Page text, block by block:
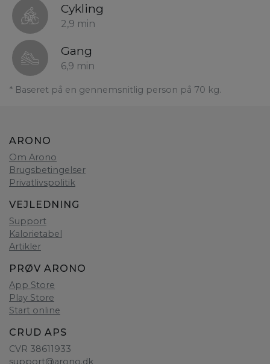
Cykling
2,9 min
Gang
6,9 min
* Baseret på en gennemsnitlig person på 70 kg.
ARONO
Om Arono
Brugsbetingelser
Privatlivspolitik
VEJLEDNING
Support
Kalorietabel
Artikler
PRØV ARONO
App Store
Play Store
Start online
CRUD APS
CVR 38611933
support@arono.dk